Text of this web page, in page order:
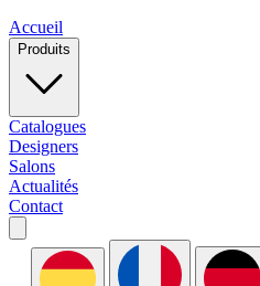
Accueil
Produits
Catalogues
Designers
Salons
Actualités
Contact